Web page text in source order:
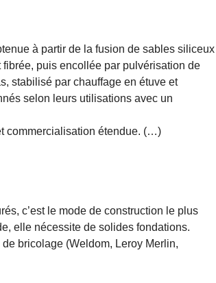
à partir de la fusion de sables siliceux
puis encollée par pulvérisation de
stabilisé par chauffage en étuve et
selon leurs utilisations avec un
commercialisation étendue. (…)
c’est le mode de construction le plus
elle nécessite de solides fondations.
bricolage (Weldom, Leroy Merlin,